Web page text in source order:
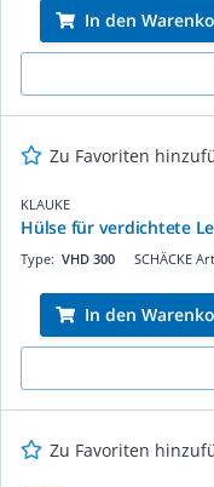
In den
Zu Favoriten
KLAUKE
Hülse für verdichtete
SCHÄCKE
Type: VHD 300
In den
Zu Favoriten